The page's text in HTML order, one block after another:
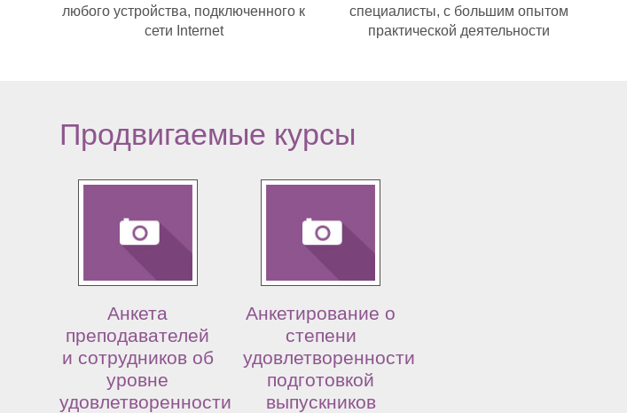
любого устройства, подключенного к
сети Internet
специалисты, с большим опытом
практической деятельности
Продвигаемые курсы
Анкета
преподавателей
и сотрудников об
уровне
удовлетворенности
Анкетирование о
степени
удовлетворенности
подготовкой
выпускников